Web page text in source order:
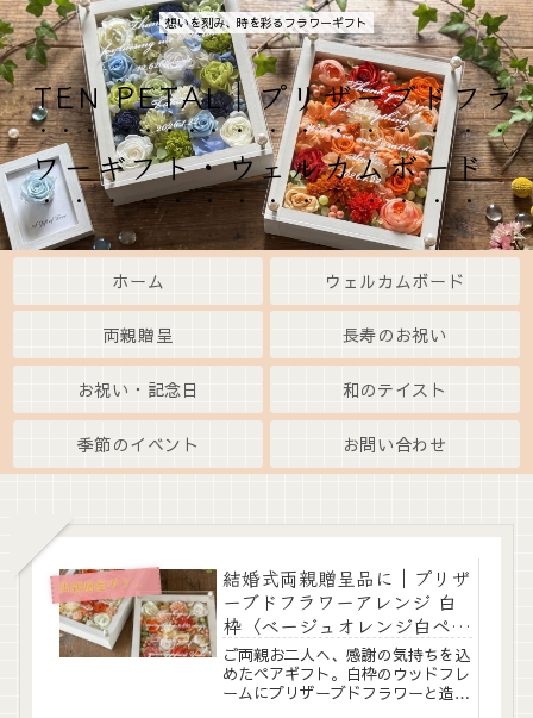
想いを刻み、時を彩るフラワーギフト
TEN PETAL｜プリザーブドフラ
ワーギフト・ウェルカムボード
ホーム ウェルカムボード
両親贈呈 長寿のお祝い
お祝い・記念日 和のテイスト
季節のイベント お問い合わせ
両 親贈呈ギフト（結婚式）
結婚式両親贈呈品に｜プリザ
ーブドフラワーアレンジ 白
枠〈ベージュオレンジ白ペ
ア〉2個セット
ご両親お二人へ、感謝の気持ちを込
めたペアギフト。白枠のウッドフレ
ームにプリザーブドフラワーと造花